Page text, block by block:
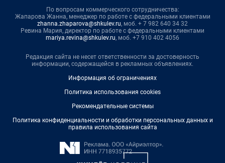
По вопросам коммерческого сотрудничества:
Жапарова Жанна, менеджер по работе с федеральными клиентами
zhanna.zhaparova@shkulev.ru, моб. + 7 982 640 34 32
Ревина Мария, директор по работе с федеральными клиентами
mariya.revina@shkulev.ru, моб. +7 910 402 4056
Редакция сайта не несет ответственности за достоверность
информации, содержащейся в рекламных объявлениях.
Информация об ограничениях
Политика использования cookies
Рекомендательные системы
Политика конфиденциальности и обработки персональных данных и
правила использования сайта